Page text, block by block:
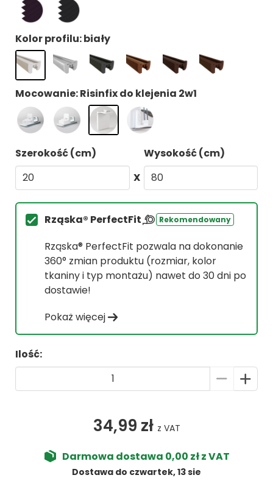
Kolor profilu: biały
Mocowanie: Risinfix do klejenia 2w1
Szerokość (cm)
X
Wysokość (cm)
Rząska® PerfectFit Rekomendowany
Rząska® PerfectFit pozwala na dokonanie
360° zmian produktu (rozmiar, kolor
tkaniny i typ montażu) nawet do 30 dni po
dostawie!
Pokaż więcej
Ilość:
34,99 zł z VAT
Darmowa dostawa 0,00 zł z VAT
Dostawa do czwartek, 13 sie